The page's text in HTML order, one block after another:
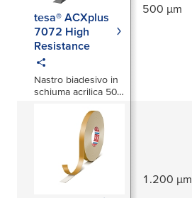
tesa® ACXplus
7072 High
Resistance
Nastro biadesivo in
schiuma acrilica 500
500 µm
1.200 µm